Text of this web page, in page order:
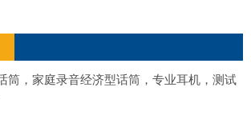
筒，家庭录音经济型话筒，专业耳机，测试